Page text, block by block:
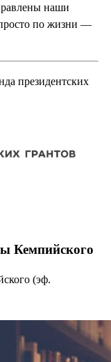
наши
по жизни —
президентских
Кемпийского
(эф.